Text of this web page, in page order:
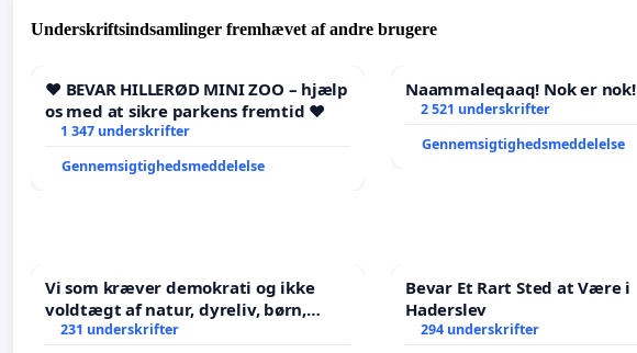
Underskriftsindsamlinger fremhævet af andre brugere
❤️ BEVAR HILLERØD MINI ZOO – hjælp
os med at sikre parkens fremtid ❤️
1 347 underskrifter
Gennemsigtighedsmeddelelse
Naammaleqaaq! Nok er nok!
2 521 underskrifter
Gennemsigtighedsmeddelelse
Vi som kræver demokrati og ikke
voldtægt af natur, dyreliv, børn,
unge Borgene har sagt NEJ i mange
231 underskrifter
Bevar Et Rart Sted at Være i
Haderslev
294 underskrifter